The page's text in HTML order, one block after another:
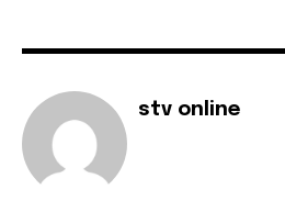
stv online